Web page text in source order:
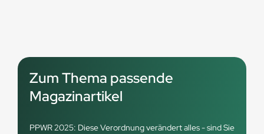
Zum Thema passende
Magazinartikel
PPWR 2025: Diese Verordnung verändert alles - sind Sie